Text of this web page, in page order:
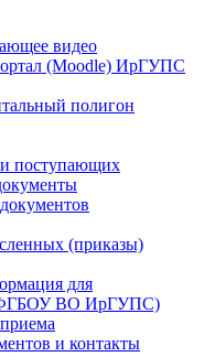
видео
(Moodle) ИрГУПС
полигон
поступающих
(приказы)
для
ВО ИрГУПС)
и контакты